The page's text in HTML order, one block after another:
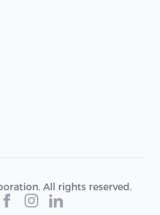
All rights reserved.